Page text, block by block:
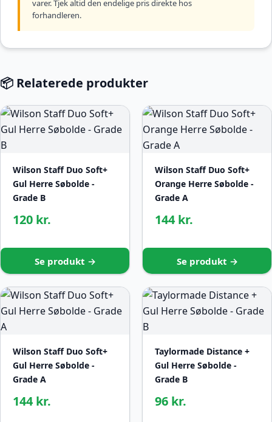
varer. Tjek altid den endelige pris direkte hos
forhandleren.
📦 Relaterede produkter
Wilson Staff Duo Soft+
Gul Herre Søbolde -
Grade B
120 kr.
Se produkt →
Wilson Staff Duo Soft+
Orange Herre Søbolde -
Grade A
144 kr.
Se produkt →
Wilson Staff Duo Soft+
Gul Herre Søbolde -
Grade A
144 kr.
Taylormade Distance +
Gul Herre Søbolde -
Grade B
96 kr.